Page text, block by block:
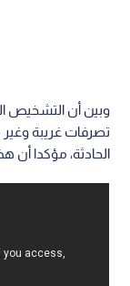
وبين أن التشخيص
تصرفات غريبة
الحادثة، مؤكدا أن